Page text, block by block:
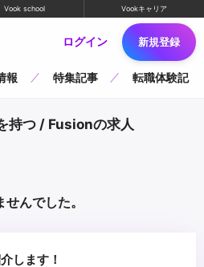
Vook school Vookキャリア
ログイン 新規登録
報 特集記事 転職体験記
持つ / Fusionの求人
んでした。
します！